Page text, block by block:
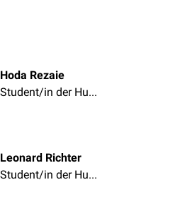
Hoda Rezaie
Student/in der Humanmedizin
Leonard Richter
Student/in der Humanmedizin